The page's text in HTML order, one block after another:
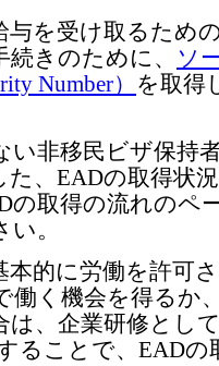
与を受け取るため
きのために、
ソ
Number） を取得
い非移民ビザ保持
た、EADの取得状
の取得の流れのペ
。
本的に労働を許可
働く機会を得るか
、企業研修として
ることで、EAD